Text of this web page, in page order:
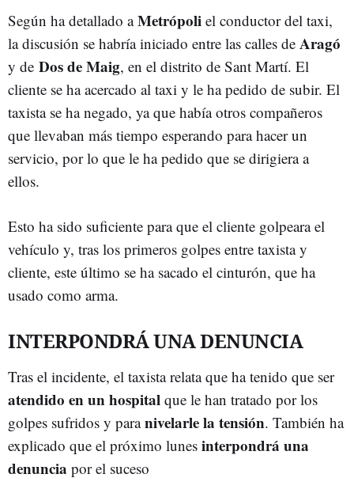
Según ha detallado aMetrópoli el conductor del taxi,
la discusión se habría iniciado entre las calles de Aragó
y de Dos de Maig, en el distrito de Sant Martí. El
cliente se ha acercado al taxi y le ha pedido de subir. El
taxista se ha negado, ya que había otros compañeros
que llevaban más tiempo esperando para hacer un
servicio, por lo que le ha pedido que se dirigiera a
ellos.
Esto ha sido suficiente para que el cliente golpeara el
vehículo y, tras los primeros golpes entre taxista y
cliente, este último se ha sacado el cinturón, que ha
usado como arma.
INTERPONDRÁ UNA DENUNCIA
Tras el incidente, el taxista relata que ha tenido que ser
atendido en un hospital que le han tratado por los
golpes sufridos y paranivelarle la tensión. También ha
explicado que el próximo lunes interpondrá una
denuncia por el suceso